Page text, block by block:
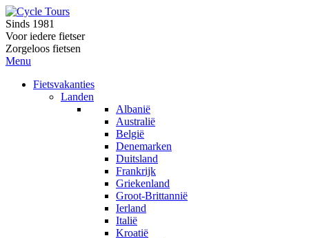
Sinds 1981
Voor iedere fietser
Zorgeloos fietsen
Menu
Fietsvakanties
Landen
Albanië
Australië
België
Denemarken
Duitsland
Frankrijk
Griekenland
Groot-Brittannië
Ierland
Italië
Kroatië